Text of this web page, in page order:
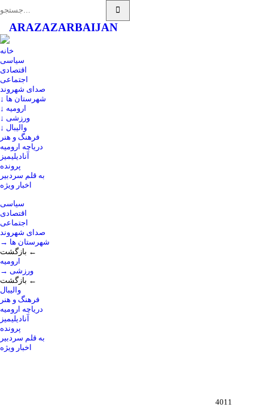
ARAZAZARBAIJAN
خانه
سیاسی
اقتصادی
اجتماعی
صدای شهروند
↓ شهرستان ها
↓ ارومیه
↓ ورزشی
↓ والیبال
فرهنگ و هنر
دریاچه ارومیه
آنادیلیمیز
پرونده
به قلم سردبیر
اخبار ویژه
سیاسی
اقتصادی
اجتماعی
صدای شهروند
→ شهرستان ها
بازگشت ←
ارومیه
→ ورزشی
بازگشت ←
والیبال
فرهنگ و هنر
دریاچه ارومیه
آنادیلیمیز
پرونده
به قلم سردبیر
اخبار ویژه
4011